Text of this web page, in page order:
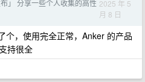
布」 分享一些个人收集的高性 2025 年 5
月 8 日
个，使用完全正常，Anker 的产品
持很全